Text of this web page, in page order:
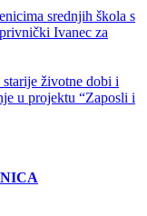
srednjih škola s
Ivanec za
starije životne dobi i
u projektu “Zaposli i